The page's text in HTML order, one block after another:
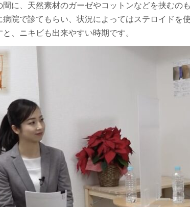
間に、天然素材のガーゼやコットンなどを挟むの
病院で診てもらい、状況によってはステロイドを
、ニキビも出来やすい時期です。